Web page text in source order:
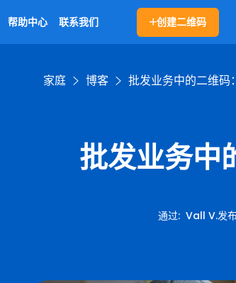
帮助中心 联系我们 创建二维码
家庭 博客 批发业务中的二维码
批发业务中
通过:Vall V.发